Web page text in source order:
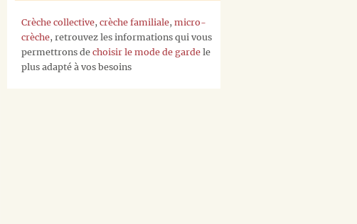
Crèche collective, crèche familiale, micro-
crèche, retrouvez les informations qui vous
permettrons de choisir le mode de garde le
plus adapté à vos besoins